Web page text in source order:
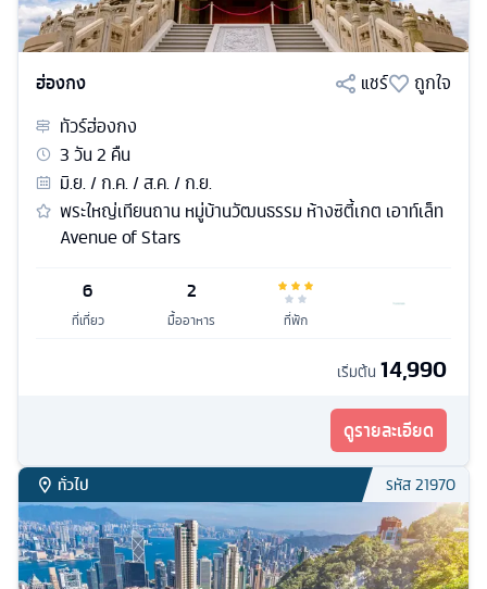
ฮ่องกง แชร์
ถูกใจ
ทัวร์ฮ่องกง
3วัน2 คืน
มิ.ย. / ก.ค. / ส.ค. / ก.ย.
พระใหญ่เทียนถาน หมู่บ้านวัฒนธรรม ห้างซิตี้เกต เอาท์เล็ท
Avenue of Stars
6
ที่เที่ยว
2
มื้ออาหาร ที่พัก
เริ่มต้น 14,990
ดูรายละเอียด
ทั่วไป รหัส21970